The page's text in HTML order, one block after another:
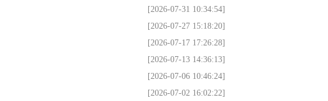
[2026-07-31 10:34:54]
[2026-07-27 15:18:20]
[2026-07-17 17:26:28]
[2026-07-13 14:36:13]
[2026-07-06 10:46:24]
[2026-07-02 16:02:22]